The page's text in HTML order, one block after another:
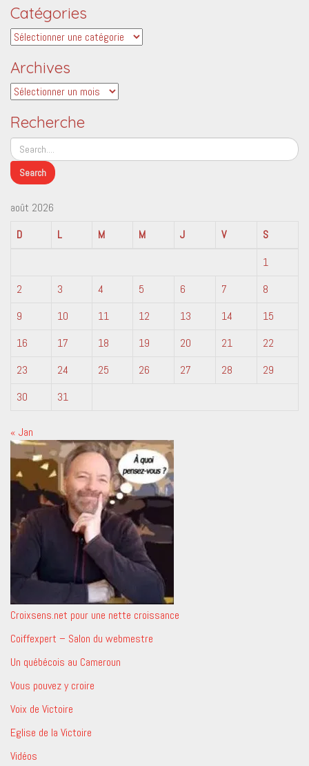
Catégories
Catégories
Archives
Archives
Recherche
août 2026
D
L M M J V
S
1
2
3 4 5 6 7
8
9
10 11 12 13 14
15
16
17 18 19 20 21
22
23
24 25 26 27 28
29
30
31
« Jan
Croixsens.net pour une nette croissance
Coiffexpert – Salon du webmestre
Un québécois au Cameroun
Vous pouvez y croire
Voix de Victoire
Eglise de la Victoire
Vidéos